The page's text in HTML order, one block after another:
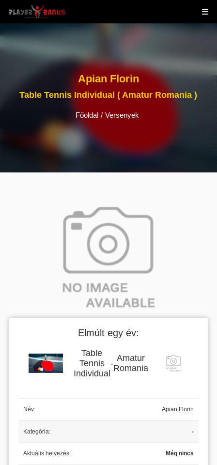
Apian Florin
Table Tennis Individual ( Amatur Romania )
Főoldal / Versenyek
Elmúlt egy év:
Table
Tennis
Individual
-
Amatur
Romania
Név: Apian Florin
Kategória: -
Aktuális helyezés: Még nincs